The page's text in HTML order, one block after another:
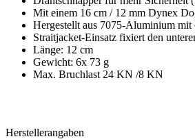
Mit einem 16 cm / 12 mm Dynex
Hergestellt aus 7075-Aluminium
Straitjacket-Einsatz fixiert den
Länge: 12 cm
Gewicht: 6x 73 g
Max. Bruchlast 24 KN /8 KN
Herstellerangaben